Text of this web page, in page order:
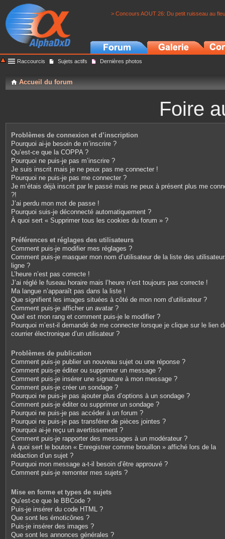
> Concours AOUT 26: Du petit ruisseau au
Raccourcis Sujets actifs Dernières photos
Accueil du forum
Foire
Problèmes de connexion et d’inscription
Pourquoi ai-je besoin de m’inscrire ?
Qu’est-ce que la COPPA ?
Pourquoi ne puis-je pas m’inscrire ?
Je suis inscrit mais je ne peux pas me connecter !
Pourquoi ne puis-je pas me connecter ?
Je m’étais déjà inscrit par le passé mais ne peux à présent plus me
?!
J’ai perdu mon mot de passe !
Pourquoi suis-je déconnecté automatiquement ?
À quoi sert « Supprimer tous les cookies du forum » ?
Préférences et réglages des utilisateurs
Comment puis-je modifier mes réglages ?
Comment puis-je masquer mon nom d’utilisateur de la liste des
ligne ?
L’heure n’est pas correcte !
J’ai réglé le fuseau horaire mais l’heure n’est toujours pas correcte !
Ma langue n’apparaît pas dans la liste !
Que signifient les images situées à côté de mon nom d’utilisateur ?
Comment puis-je afficher un avatar ?
Quel est mon rang et comment puis-je le modifier ?
Pourquoi m’est-il demandé de me connecter lorsque je clique sur le lien
courrier électronique d’un utilisateur ?
Problèmes de publication
Comment puis-je publier un nouveau sujet ou une réponse ?
Comment puis-je éditer ou supprimer un message ?
Comment puis-je insérer une signature à mon message ?
Comment puis-je créer un sondage ?
Pourquoi ne puis-je pas ajouter plus d’options à un sondage ?
Comment puis-je éditer ou supprimer un sondage ?
Pourquoi ne puis-je pas accéder à un forum ?
Pourquoi ne puis-je pas transférer de pièces jointes ?
Pourquoi ai-je reçu un avertissement ?
Comment puis-je rapporter des messages à un modérateur ?
À quoi sert le bouton « Enregistrer comme brouillon » affiché lors de la
rédaction d’un sujet ?
Pourquoi mon message a-t-il besoin d’être approuvé ?
Comment puis-je remonter mes sujets ?
Mise en forme et types de sujets
Qu’est-ce que le BBCode ?
Puis-je insérer du code HTML ?
Que sont les émoticônes ?
Puis-je insérer des images ?
Que sont les annonces générales ?